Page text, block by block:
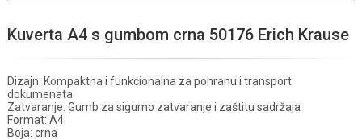
Kuverta A4 s gumbom crna 50176 Erich Krause
Dizajn: Kompaktna i funkcionalna za pohranu i transport
dokumenata
Zatvaranje: Gumb za sigurno zatvaranje i zaštitu sadržaja
Format: A4
Boja: crna